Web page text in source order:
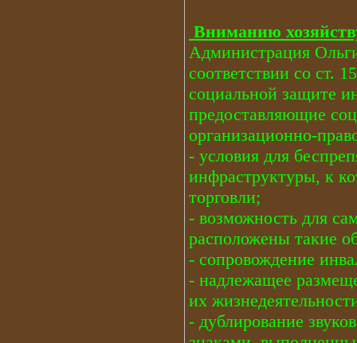
Вниманию
Администрация
соответствии со ст.
социальной защите
предоставляющие
организационно-
- условия для
инфраструктуры, к
торговли;
- возможность для
расположены такие
- сопровождение
- надлежащее
их
- дублирование